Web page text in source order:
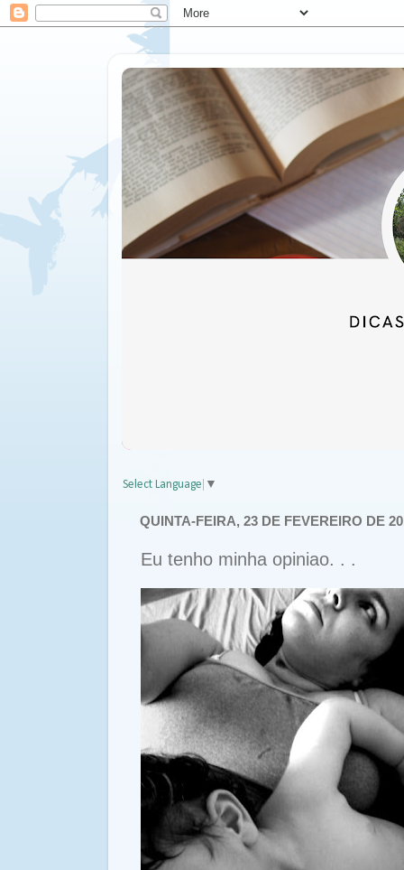
Select Language ▼
QUINTA-FEIRA, 23 DE FEVEREIRO DE
Eu tenho minha opiniao. . .